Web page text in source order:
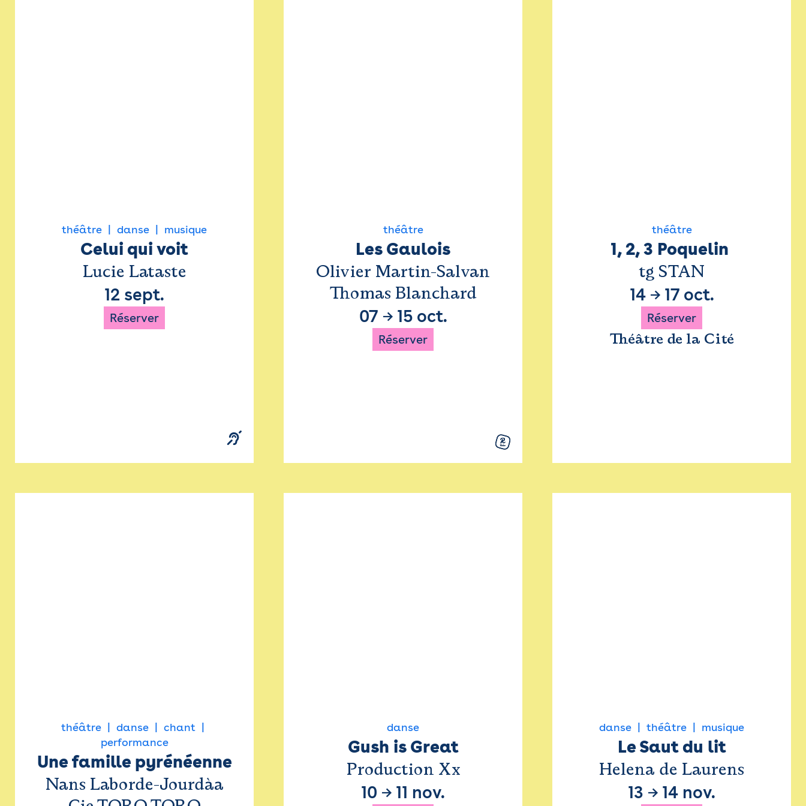
théâtre danse musique
Celui qui voit
Lucie Lataste
12 sept.
Réserver
théâtre
Les Gaulois
Olivier Martin-Salvan
Thomas Blanchard
07 → 15 oct.
Réserver
théâtre
1, 2, 3 Poquelin
tg STAN
14→ 17 oct.
Réserver
Théâtre de la Cité
théâtre danse
chant
performance
Une famille pyrénéenne
Nans Laborde-Jourdàa
danse
Gush is Great
Production Xx
10 → 11 nov.
danse théâtre musique
Le Saut du lit
Helena de Laurens
13 → 14 nov.